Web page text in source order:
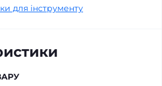
для інструменту